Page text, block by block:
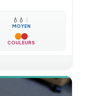
💧 💧 💧
MOYEN
COULEURS